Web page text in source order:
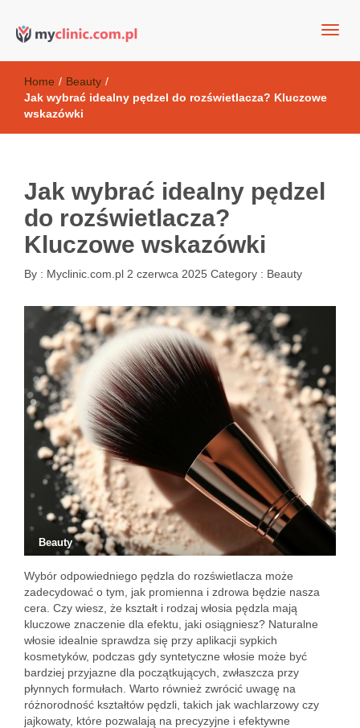
Kosmetyki antyoksydacyjne
Home / Beauty /
Jak wybrać idealny pędzel do rozświetlacza? Kluczowe
wskazówki
Jak wybrać idealny pędzel
do rozświetlacza?
Kluczowe wskazówki
By : Myclinic.com.pl 2 czerwca 2025 Category : Beauty
Beauty
Wybór odpowiedniego pędzla do rozświetlacza może
zadecydować o tym, jak promienna i zdrowa będzie nasza
cera. Czy wiesz, że kształt i rodzaj włosia pędzla mają
kluczowe znaczenie dla efektu, jaki osiągniesz? Naturalne
włosie idealnie sprawdza się przy aplikacji sypkich
kosmetyków, podczas gdy syntetyczne włosie może być
bardziej przyjazne dla początkujących, zwłaszcza przy
płynnych formułach. Warto również zwrócić uwagę na
różnorodność kształtów pędzli, takich jak wachlarzowy czy
jajkowaty, które pozwalają na precyzyjne i efektywne